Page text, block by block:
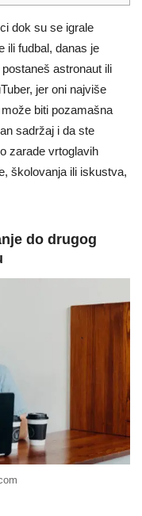
dok su se igrale
ili fudbal, danas je
astronaut ili
jer oni najviše
može biti pozamašna
sadržaj i da ste
zarade vrtoglavih
školovanja ili iskustva,
do drugog